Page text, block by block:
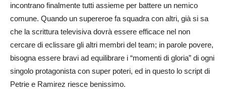
incontrano finalmente tutti assieme per battere un nemico
comune. Quando un supereroe fa squadra con altri, già si sa
che la scrittura televisiva dovrà essere efficace nel non
cercare di eclissare gli altri membri del team; in parole povere,
bisogna essere bravi ad equilibrare i “momenti di gloria” di ogni
singolo protagonista con super poteri, ed in questo lo script di
Petrie e Ramirez riesce benissimo.